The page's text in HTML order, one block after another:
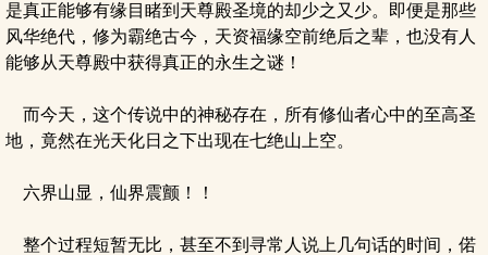
是真正能够有缘目睹到天尊殿圣境的却少之又少。即便是那些
风华绝代，修为霸绝古今，天资福缘空前绝后之辈，也没有人
能够从天尊殿中获得真正的永生之谜！
而今天，这个传说中的神秘存在，所有修仙者心中的至高圣
地，竟然在光天化日之下出现在七绝山上空。
六界山显，仙界震颤！！
整个过程短暂无比，甚至不到寻常人说上几句话的时间，偌